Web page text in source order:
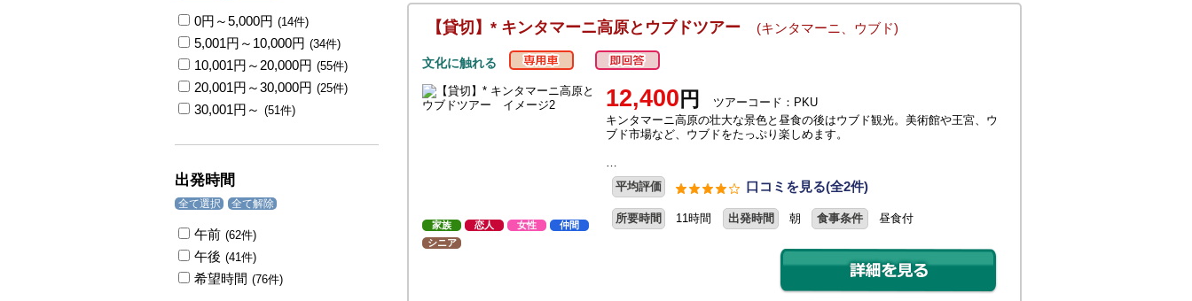
0円～5,000円 (14件)
5,001円～10,000円 (34件)
10,001円～20,000円 (55件)
20,001円～30,000円 (25件)
30,001円～ (51件)
出発時間
全て選択 全て解除
午前 (62件)
午後 (41件)
希望時間 (76件)
【貸切】* キンタマーニ高原とウブドツアー (キンタマーニ、ウブド)
文化に触れる
家族 恋人 女性
仲間
シニア
12,400 円
ツアーコード：PKU
キンタマーニ高原の壮大な景色と昼食の後はウブド観光。美術館や王宮、ウ
ブド市場など、ウブドをたっぷり楽しめます。
…
平均評価
口コミを見る(全2件)
所要時間 11時間 出発時間 朝 食事条件 昼食付